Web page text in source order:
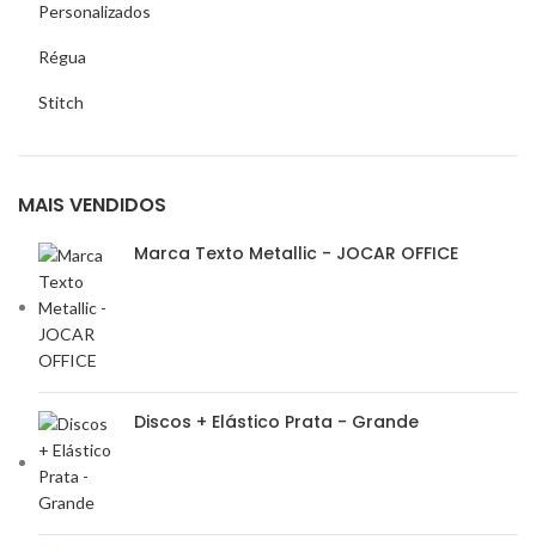
Personalizados
Régua
Stitch
MAIS VENDIDOS
Marca Texto Metallic - JOCAR OFFICE
Discos + Elástico Prata - Grande